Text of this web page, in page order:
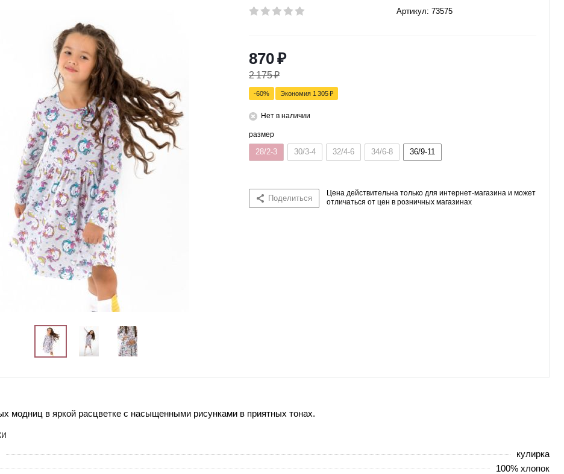
Артикул: 73575
870₽
2 175₽
-60% Экономия 1 305₽
Нет в наличии
размер
28/2-3 30/3-4 32/4-6 34/6-8 36/9-11
Поделиться
Цена действительна только для интернет-магазина и может
отличаться от цен в розничных магазинах
модниц в яркой расцветке с насыщенными рисунками в приятных тонах.
кулирка
100% хлопок